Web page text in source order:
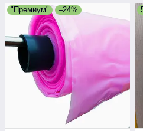
"Премиум" –24%